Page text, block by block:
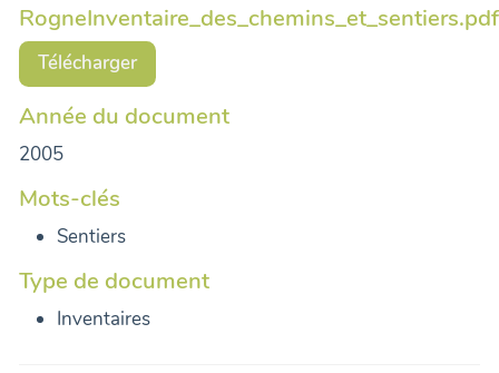
RogneInventaire_des_chemins_et_sentiers.pdf
Télécharger
Année du document
2005
Mots-clés
Sentiers
Type de document
Inventaires